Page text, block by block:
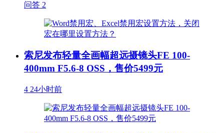
问答 2
索尼发布轻量全画幅超远摄镜头FE 100-
400mm F5.6-8 OSS，售价5499元
4 24小时前